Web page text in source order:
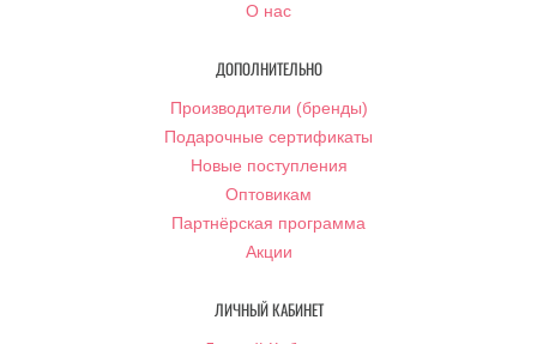
О нас
ДОПОЛНИТЕЛЬНО
Производители (бренды)
Подарочные сертификаты
Новые поступления
Оптовикам
Партнёрская программа
Акции
ЛИЧНЫЙ КАБИНЕТ